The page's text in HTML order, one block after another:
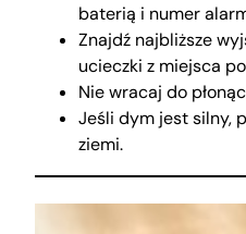
baterią i numer
Znajdź najbliższe
ucieczki z miejsca
Nie wracaj do
Jeśli dym jest silny,
ziemi.